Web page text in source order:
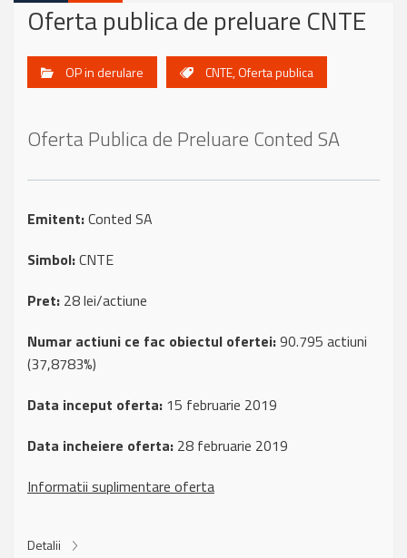
Oferta publica de preluare CNTE
OP in derulare CNTE,Oferta publica
Oferta Publica de Preluare Conted SA
Emitent:Conted SA
Simbol:CNTE
Pret: 28 lei/actiune
Numar actiuni ce fac obiectul ofertei:90.795 actiuni
(37,8783%)
Data inceput oferta: 15 februarie 2019
Data incheiere oferta: 28 februarie 2019
Informatii suplimentare oferta
Detalii